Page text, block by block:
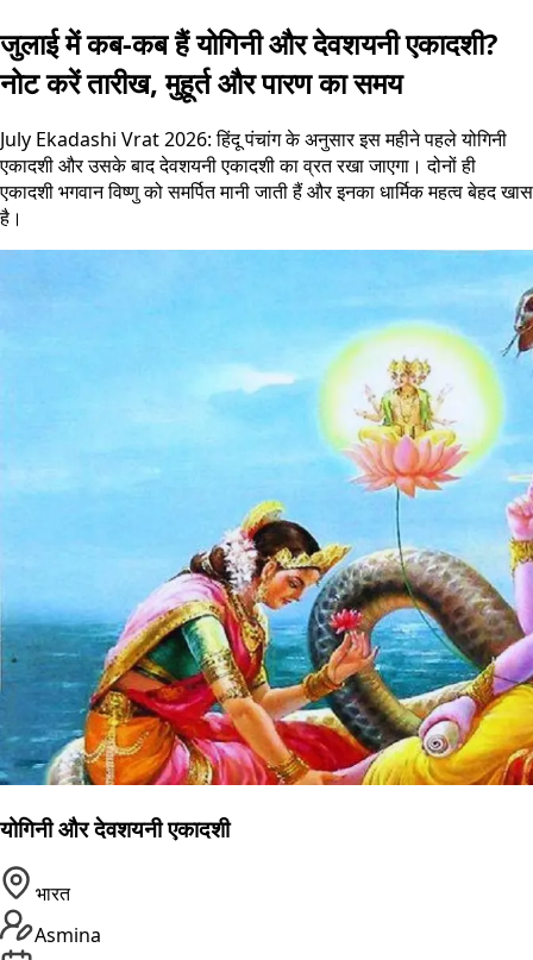
जुलाई में कब-कब हैं योगिनी और देवशयनी एकादशी?
नोट करें तारीख, मुहूर्त और पारण का समय
July Ekadashi Vrat 2026: हिंदू पंचांग के अनुसार इस महीने पहले योगिनी
एकादशी और उसके बाद देवशयनी एकादशी का व्रत रखा जाएगा। दोनों ही
एकादशी भगवान विष्णु को समर्पित मानी जाती हैं और इनका धार्मिक महत्व बेहद खास
है।
योगिनी और देवशयनी एकादशी
भारत
Asmina